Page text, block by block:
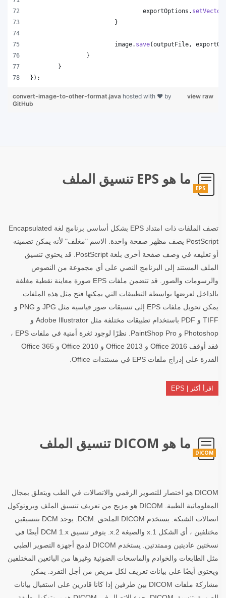
exportOptions .
			}
image. save(outputFile ,
		}
	}
});
view raw
convert-image-to-other-format.java hosted with ❤ by
GitHub
EPS
ما هو EPS تنسيق الملف
تصف الملفات ذات امتداد EPS بشكل أساسي برنامج لغة Encapsulated
PostScript يصف مظهر صفحة واحدة. الاسم "مغلف" لأنه يمكن تضمينه
أو تغليفه في وصف صفحة أخرى بلغة PostScript. قد يحتوي تنسيق
الملف المستند إلى البرنامج النصي على أي مجموعة من النصوص
والرسومات والصور. قد تتضمن ملفات EPS صورة معاينة نقطية مغلفة
بالداخل لعرضها بواسطة التطبيقات التي يمكنها فتح مثل هذه الملفات.
يمكن تحويل ملفات EPS إلى تنسيقات صور قياسية مثل JPG و PNG و
TIFF و PDF باستخدام تطبيقات مختلفة مثل Adobe Illustrator و
Photoshop و PaintShop Pro. نظرًا لوجود ثغرة أمنية في ملفات EPS ،
فقد أوقف Office 2016 و Office 2013 و Office 2010 و Office 365
القدرة على إدراج ملفات EPS في مستندات Office.
اقرأ أكثر | EPS
DICOM
ما هو DICOM تنسيق الملف
DICOM هو اختصار للتصوير الرقمي والاتصالات في الطب ويتعلق بمجال
المعلوماتية الطبية. DICOM هو مزيج من تعريف تنسيق الملف وبروتوكول
اتصالات الشبكة. يستخدم DICOM الملحق .DCM. يوجد DCM بتنسيقين
مختلفين ، أي الشكل 1.x والصيغة 2.x. يتوفر تنسيق DCM 1.x أيضًا في
نسختين عاديتين وممتدتين. يستخدم DICOM لدمج أجهزة التصوير الطبي
مثل الطابعات والخوادم والماسحات الضوئية وغيرها من البائعين المختلفين
ويحتوي أيضًا على بيانات تعريف لكل مريض من أجل التفرد. يمكن
مشاركة ملفات DICOM بين طرفين إذا كانا قادرين على استقبال بيانات